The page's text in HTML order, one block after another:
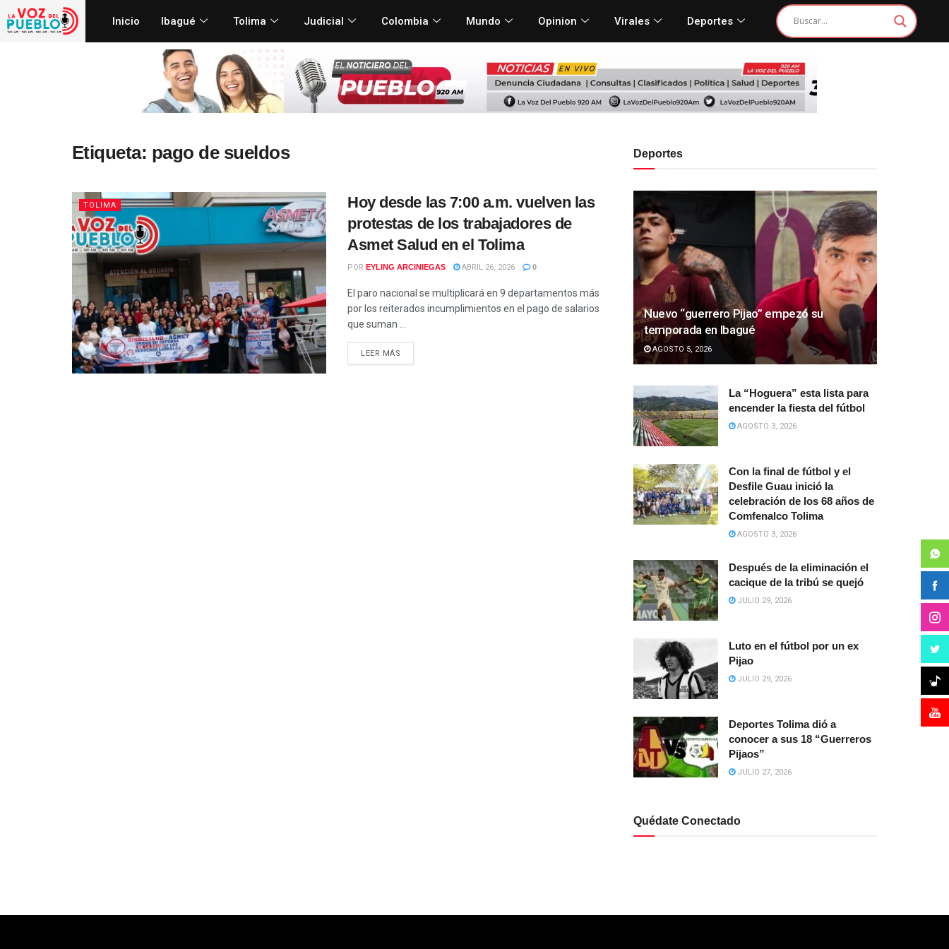
Inicio Ibagué Tolima Judicial Colombia Mundo Opinion Virales Deportes
Etiqueta: pago de sueldos
TOLIMA
Hoy desde las 7:00 a.m. vuelven las
protestas de los trabajadores de
Asmet Salud en el Tolima
POR EYLING ARCINIEGAS ABRIL 26, 2026 0
El paro nacional se multiplicará en 9 departamentos más
por los reiterados incumplimientos en el pago de salarios
que suman ...
LEER MÁS
Deportes
Nuevo “guerrero Pijao” empezó su
temporada en Ibagué
AGOSTO 5, 2026
La “Hoguera” esta lista para
encender la fiesta del fútbol
AGOSTO 3, 2026
Con la final de fútbol y el
Desfile Guau inició la
celebración de los 68 años de
Comfenalco Tolima
AGOSTO 3, 2026
Después de la eliminación el
cacique de la tribú se quejó
JULIO 29, 2026
Luto en el fútbol por un ex
Pijao
JULIO 29, 2026
Deportes Tolima dió a
conocer a sus 18 “Guerreros
Pijaos”
JULIO 27, 2026
Quédate Conectado